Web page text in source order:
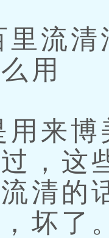
流清
用
来博
，这
清的
坏了